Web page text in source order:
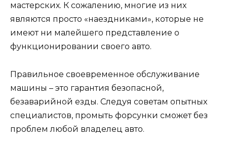
мастерских. К сожалению, многие из них
являются просто «наездниками», которые не
имеют ни малейшего представление о
функционировании своего авто.
Правильное своевременное обслуживание
машины – это гарантия безопасной,
безаварийной езды. Следуя советам опытных
специалистов, промыть форсунки сможет без
проблем любой владелец авто.